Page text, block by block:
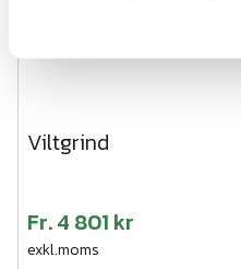
Viltgrind
Fr.4 801 kr
exkl.moms